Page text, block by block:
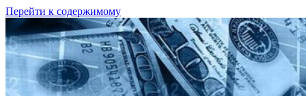
Перейти к содержимому